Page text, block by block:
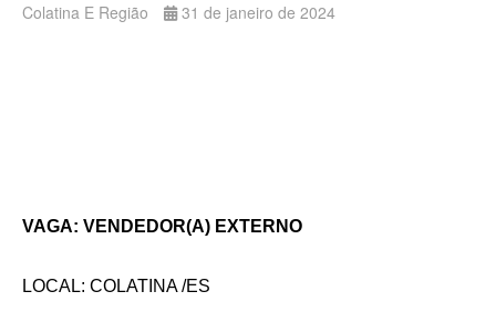
Colatina E Região 31 de janeiro de 2024
VAGA: VENDEDOR(A) EXTERNO
LOCAL: COLATINA /ES